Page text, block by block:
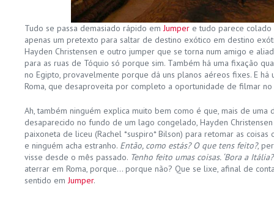
Tudo se passa demasiado rápido emJumper e tudo parece colado
apenas um pretexto para saltar de destino exótico em destino
Hayden Christensen e outro jumper que se torna num amigo e
para as ruas de Tóquio só porque sim. Também há uma fixação
no Egipto, provavelmente porque dá uns planos aéreos fixes. E há
Roma, que desaproveita por completo a oportunidade de filmar no
Ah, também ninguém explica muito bem como é que, mais de uma
desaparecido no fundo de um lago congelado, Hayden
paixoneta de liceu (Rachel *suspiro* Bilson) para retomar as
e ninguém acha estranho. Então, como estás? O que tens feito?,
visse desde o mês passado. Tenho feito umas coisas. ‘Bora a Itália?
aterrar em Roma, porque… porque não? Que se lixe, afinal de
sentido emJumper.